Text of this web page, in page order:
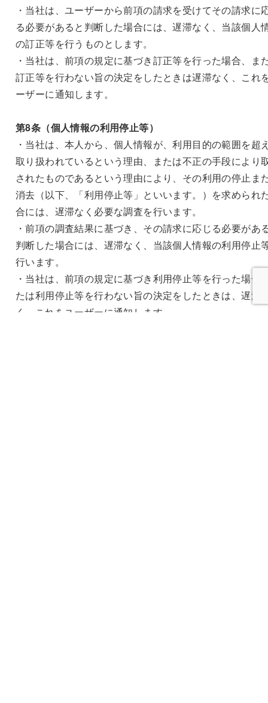
・当社は、ユーザーから前項の請求を受けてその請求に
る必要があると判断した場合には、遅滞なく、当該個人
の訂正等を行うものとします。
・当社は、前項の規定に基づき訂正等を行った場合、ま
訂正等を行わない旨の決定をしたときは遅滞なく、これ
ーザーに通知します。
第8条（個人情報の利用停止等）
・当社は、本人から、個人情報が、利用目的の範囲を超
取り扱われているという理由、または不正の手段により
されたものであるという理由により、その利用の停止ま
消去（以下、「利用停止等」といいます。）を求められ
合には、遅滞なく必要な調査を行います。
・前項の調査結果に基づき、その請求に応じる必要があ
判断した場合には、遅滞なく、当該個人情報の利用停止
行います。
・当社は、前項の規定に基づき利用停止等を行った場合
たは利用停止等を行わない旨の決定をしたときは、遅滞
く、これをユーザーに通知します。